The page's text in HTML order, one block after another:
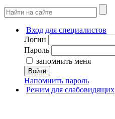
Вход для специалистов
Логин
Пароль
запомнить меня
Войти
Напомнить пароль
Режим для слабовидящих